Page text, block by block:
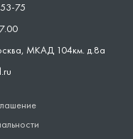
75
, МКАД 104км. д.8а